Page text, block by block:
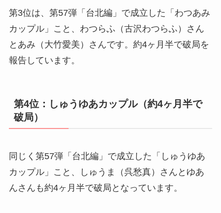
第3位は、第57弾「台北編」で成立した「わつあみ
カップル」こと、わつらふ（古沢わつらふ）さん
とあみ（大竹愛美）さんです。約4ヶ月半で破局を
報告しています。
第4位：しゅうゆあカップル（約4ヶ月半で
破局）
同じく第57弾「台北編」で成立した「しゅうゆあ
カップル」こと、しゅうま（呉愁真）さんとゆあ
んさんも約4ヶ月半で破局となっています。